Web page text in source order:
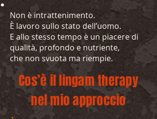
Non è intrattenimento.
È lavoro sullo stato dell’uomo.
E allo stesso tempo è un piacere di
qualità, profondo e nutriente,
che non svuota ma riempie.
Cos’è il lingam therapy
nel mio approccio